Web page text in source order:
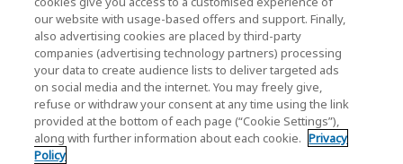
PDFが別ウィンドウで開きます
モーダルウィンドウが開きます
ニュース
お問い合わせ
our website with usage-based offers and support. Finally,
also advertising cookies are placed by third-party
companies (advertising technology partners) processing
your data to create audience lists to deliver targeted ads
on social media and the internet. You may freely give,
refuse or withdraw your consent at any time using the link
provided at the bottom of each page (“Cookie Settings”),
along with further information about each cookie. Privacy
Policy